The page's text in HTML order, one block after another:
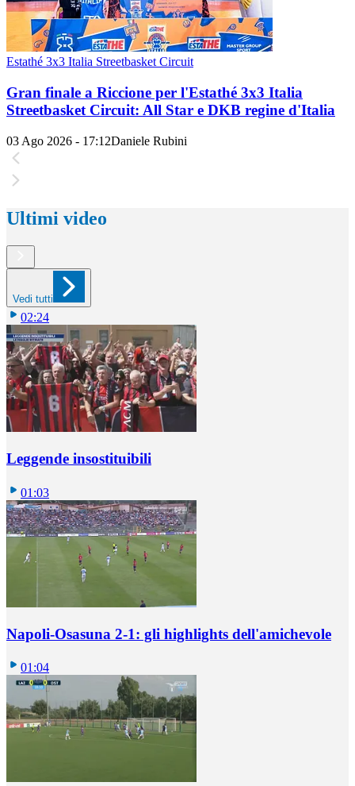
Estathé 3x3 Italia Streetbasket Circuit
Gran finale a Riccione per l'Estathé 3x3 Italia
Streetbasket Circuit: All Star e DKB regine d'Italia
03 Ago 2026 - 17:12Daniele Rubini
Ultimi video
Vedi tutti
02:24
Leggende insostituibili
01:03
Napoli-Osasuna 2-1: gli highlights dell'amichevole
01:04